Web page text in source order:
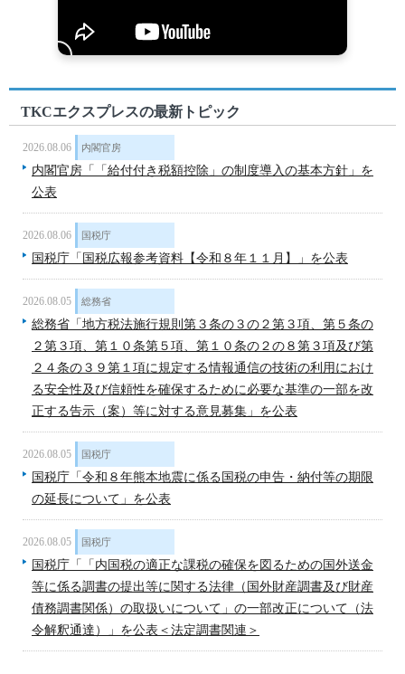
TKCエクスプレスの最新トピック
2026.08.06 内閣官房
内閣官房「「給付付き税額控除」の制度導入の基本方針」を
公表
2026.08.06 国税庁
国税庁「国税広報参考資料【令和８年１１月】」を公表
2026.08.05 総務省
総務省「地方税法施行規則第３条の３の２第３項、第５条の
２第３項、第１０条第５項、第１０条の２の８第３項及び第
２４条の３９第１項に規定する情報通信の技術の利用におけ
る安全性及び信頼性を確保するために必要な基準の一部を改
正する告示（案）等に対する意見募集」を公表
2026.08.05 国税庁
国税庁「令和８年熊本地震に係る国税の申告・納付等の期限
の延長について」を公表
2026.08.05 国税庁
国税庁「「内国税の適正な課税の確保を図るための国外送金
等に係る調書の提出等に関する法律（国外財産調書及び財産
債務調書関係）の取扱いについて」の一部改正について（法
令解釈通達）」を公表＜法定調書関連＞